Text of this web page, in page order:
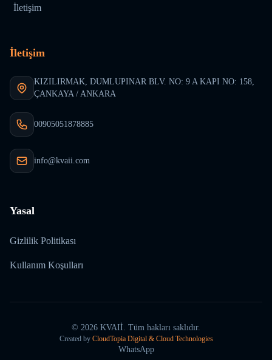
İletişim
İletişim
KIZILIRMAK, DUMLUPINAR BLV. NO: 9 A KAPI NO: 158,
ÇANKAYA / ANKARA
00905051878885
info@kvaii.com
Yasal
Gizlilik Politikası
Kullanım Koşulları
© 2026 KVAIİ. Tüm hakları saklıdır.
Created by CloudTopia Digital & Cloud Technologies
WhatsApp